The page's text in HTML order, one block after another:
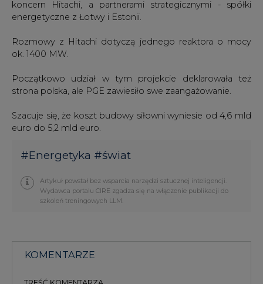
koncern Hitachi, a partnerami strategicznymi - spółki
energetyczne z Łotwy i Estonii.
Rozmowy z Hitachi dotyczą jednego reaktora o mocy
ok. 1400 MW.
Początkowo udział w tym projekcie deklarowała też
strona polska, ale PGE zawiesiło swe zaangażowanie.
Szacuje się, że koszt budowy siłowni wyniesie od 4,6 mld
euro do 5,2 mld euro.
#Energetyka #świat
Artykuł powstał bez wsparcia narzędzi sztucznej inteligencji.
Wydawca portalu CIRE zgadza się na włączenie publikacji do
szkoleń treningowych LLM.
KOMENTARZE
TREŚĆ KOMENTARZA